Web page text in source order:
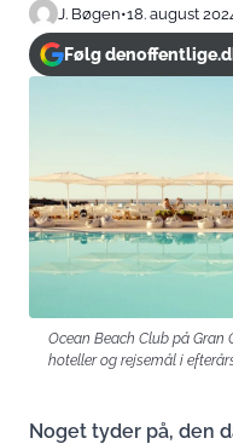
J. Bøgen•18. august
Følg
Ocean Beach Club på
hoteller og rejsemål i
Noget tyder på, den